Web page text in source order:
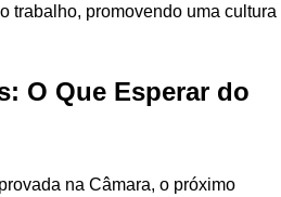
trabalho, promovendo uma cultura
O Que Esperar do
na Câmara, o próximo